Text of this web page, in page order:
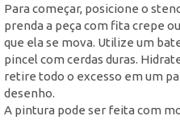
Para começar, posicione o
prenda a peça com fita crepe
que ela se mova. Utilize um
pincel com cerdas duras.
retire todo o excesso em um
desenho.
A pintura pode ser feita com